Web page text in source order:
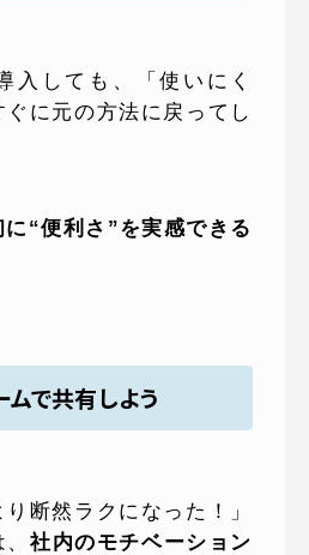
入しても、「使いにく
に元の方法に戻ってし
に“便利さ”を実感できる
で共有しよう
り断然ラクになった！」
社内のモチベーション